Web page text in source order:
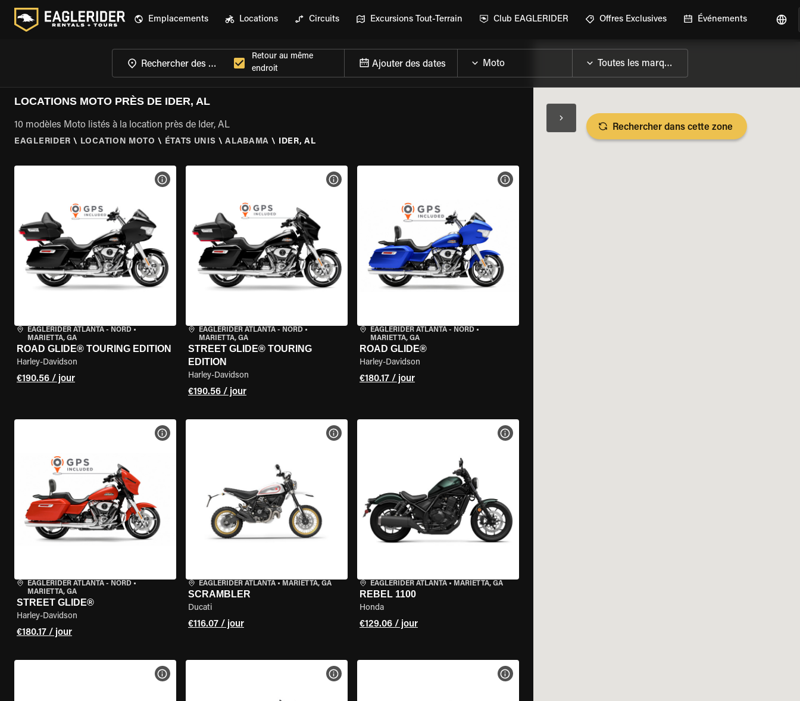
Emplacements Locations Circuits Excursions Tout-Terrain Club EAGLERIDER Offres Exclusives Événements
Retour au même
endroit
Ajouter des dates
LOCATIONS MOTO PRÈS DE IDER, AL
10 modèles Moto listés à la location près de Ider, AL
EAGLERIDER \ LOCATION MOTO \ ÉTATS UNIS \ ALABAMA \ IDER, AL
EAGLERIDER ATLANTA - NORD •
MARIETTA, GA
ROAD GLIDE® TOURING EDITION
Harley-Davidson
€190.56 / jour
VOIR LES SPÉCIFICATIONS DE LA MOTO
EAGLERIDER ATLANTA - NORD•
MARIETTA, GA
STREET GLIDE® TOURING
EDITION
Harley-Davidson
€190.56 / jour
VOIR LES SPÉCIFICATIONS DE LA MOTO
EAGLERIDER ATLANTA - NORD•
MARIETTA, GA
ROAD GLIDE®
Harley-Davidson
€180.17 / jour
VOIR LES SPÉCIFICATIONS DE LA MOTO
EAGLERIDER ATLANTA - NORD •
MARIETTA, GA
STREET GLIDE®
Harley-Davidson
€180.17 / jour
VOIR LES SPÉCIFICATIONS DE LA MOTO
EAGLERIDER ATLANTA• MARIETTA, GA
SCRAMBLER
Ducati
€116.07 / jour
VOIR LES SPÉCIFICATIONS DE LA MOTO
EAGLERIDER ATLANTA• MARIETTA, GA
REBEL 1100
Honda
€129.06 / jour
VOIR LES SPÉCIFICATIONS DE LA MOTO
VOIR LES SPÉCIFICATIONS DE LA MOTO VOIR LES SPÉCIFICATIONS DE LA MOTO VOIR LES SPÉCIFICATIONS DE LA MOTO
Rechercher dans cette zone